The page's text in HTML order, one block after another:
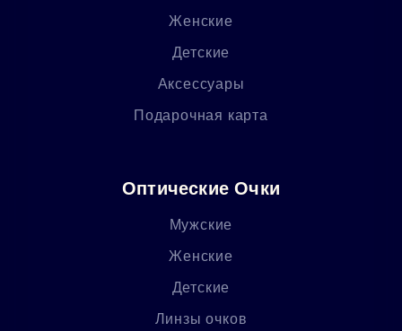
Женские
Детские
Аксессуары
Подарочная карта
Оптические Очки
Мужские
Женские
Детские
Линзы очков